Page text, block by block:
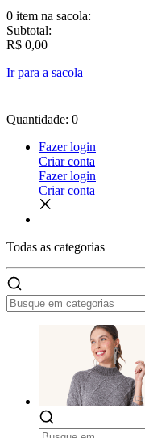
0 item na sacola:
Subtotal:
R$ 0,00
Ir para a sacola
Quantidade: 0
Fazer login
Criar conta
Fazer login
Criar conta
Todas as categorias